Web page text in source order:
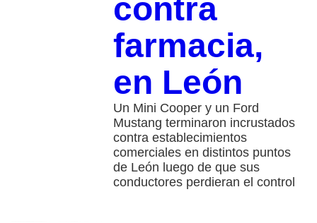
contra
farmacia,
en León
Un Mini Cooper y un Ford
Mustang terminaron incrustados
contra establecimientos
comerciales en distintos puntos
de León luego de que sus
conductores perdieran el control